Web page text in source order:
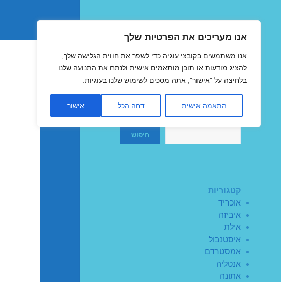
אנו מעריכים את הפרטיות שלך
אנו משתמשים בקובצי עוגיה כדי לשפר את חווית הגלישה שלך,
להציג מודעות או תוכן מותאמים אישית ולנתח את התנועה שלנו.
בלחיצה על "אישור", אתה מסכים לשימוש שלנו בעוגיות.
התאמה אישית דחה הכל אישור
MegaFlights טיסות מוזלות
חיפוש
חיפוש
קטגוריות
אוכריד
איביזה
אילת
איסטנבול
אמסטרדם
אנטליה
אתונה